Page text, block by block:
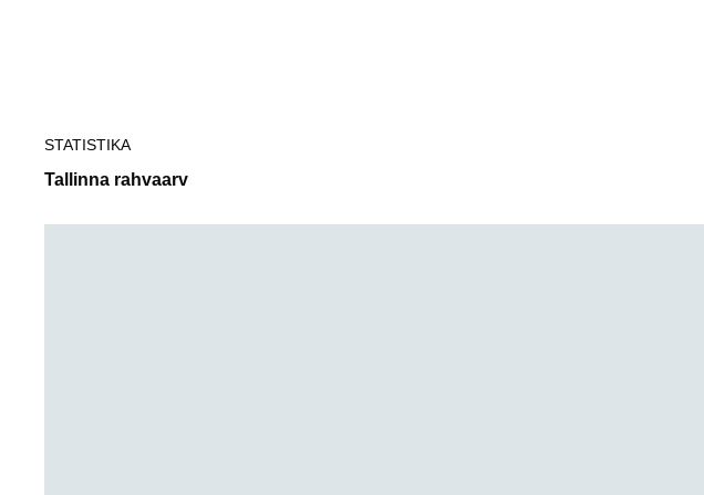
STATISTIKA
Tallinna rahvaarv